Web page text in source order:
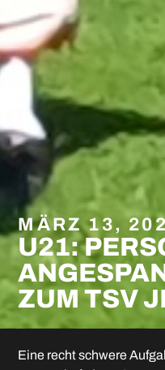
MÄRZ 13,
U21:
ZUM TSV
Eine recht schwere